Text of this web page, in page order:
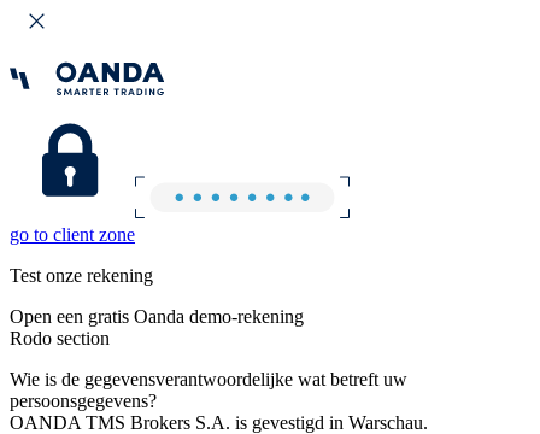
go to client zone
Test onze rekening
Open een gratis Oanda demo-rekening
Rodo section
Wie is de gegevensverantwoordelijke wat betreft uw
persoonsgegevens?
OANDA TMS Brokers S.A. is gevestigd in Warschau.